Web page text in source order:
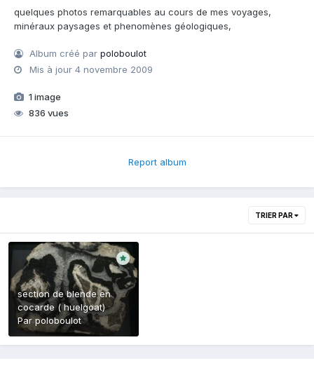
quelques photos remarquables au cours de mes voyages,
minéraux paysages et phenomènes géologiques,
Album créé parpoloboulot
Mis à jour4 novembre 2009
1 image
836 vues
Report album
TRIER PAR
section de blende en
cocarde ( huelgoat)
Parpoloboulot